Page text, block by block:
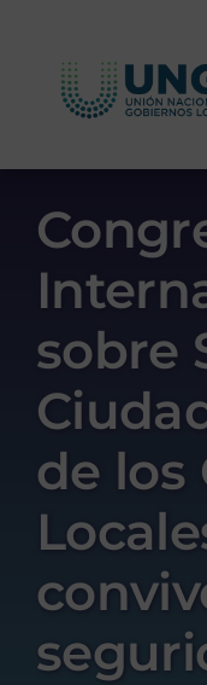
content
Inicio
Transparencia
Servicios /
Contacto
sobre
de los